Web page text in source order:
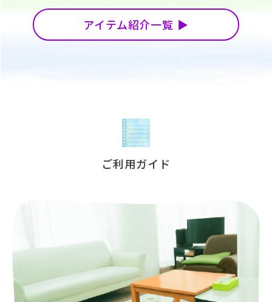
アイテム紹介一覧
ご利用ガイド